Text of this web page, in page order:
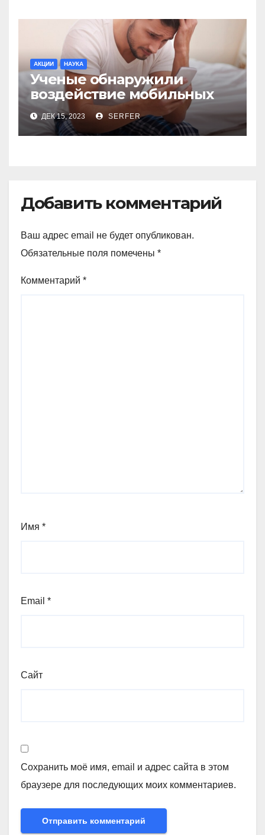
АКЦИИ НАУКА
Ученые обнаружили
воздействие мобильных
телефонов на качество
спермы
ДЕК 15, 2023 SERFER
Добавить комментарий
Ваш адрес email не будет опубликован.
Обязательные поля помечены *
Комментарий *
Имя *
Email *
Сайт
Сохранить моё имя, email и адрес сайта в этом
браузере для последующих моих комментариев.